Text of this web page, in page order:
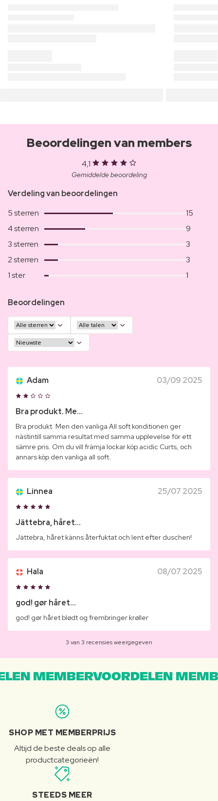
Beoordelingen van members
4,1
Gemiddelde beoordeling
Verdeling van beoordelingen
5 sterren
15
4 sterren
9
3 sterren
3
2 sterren
3
1 ster
1
Beoordelingen
Adam 03/09 2025
Bra produkt. Me...
Bra produkt. Men den vanliga All soft konditionen ger
nästintill samma resultat med samma upplevelse för ett
sämre pris. Om du vill främja lockar köp acidic Curts, och
annars köp den vanliga all soft.
Linnea 25/07 2025
Jättebra, håret...
Jättebra, håret känns återfuktat och lent efter duschen!
Hala 08/07 2025
god! gør håret...
god! gør håret blødt og frembringer krøller
3 van 3 recensies weergegeven
MEMBERVOORDELEN
SHOP MET MEMBERPRIJS
Altijd de beste deals op alle
productcategorieën!
STEEDS MEER